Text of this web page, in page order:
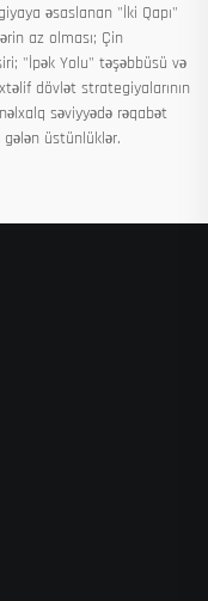
əsaslanan "İki Qapı"
az olması; Çin
"İpək Yolu" təşəbbüsü və
dövlət strategiyalarının
səviyyədə rəqabət
üstünlüklər.